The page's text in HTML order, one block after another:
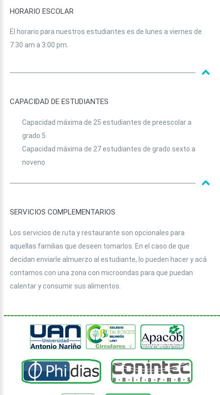
HORARIO ESCOLAR
El horario para nuestros estudiantes es de lunes a viernes de
7:30 am a 3:00 pm.
CAPACIDAD DE ESTUDIANTES
Capacidad máxima de 25 estudiantes de preescolar a
grado 5
Capacidad máxima de 27 estudiantes de grado sexto a
noveno
SERVICIOS COMPLEMENTARIOS
Los servicios de ruta y restaurante son opcionales para
aquellas familias que deseen tomarlos. En el caso de que
decidan enviarle almuerzo al estudiante, lo pueden hacer y acá
contamos con una zona con microondas para que puedan
calentar y consumir sus alimentos.